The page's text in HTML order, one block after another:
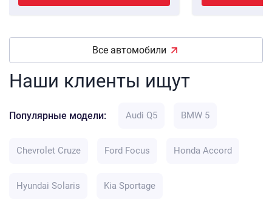
Все автомобили
Наши клиенты ищут
Популярные модели: Audi Q5 BMW 5
Chevrolet Cruze Ford Focus Honda Accord
Hyundai Solaris Kia Sportage